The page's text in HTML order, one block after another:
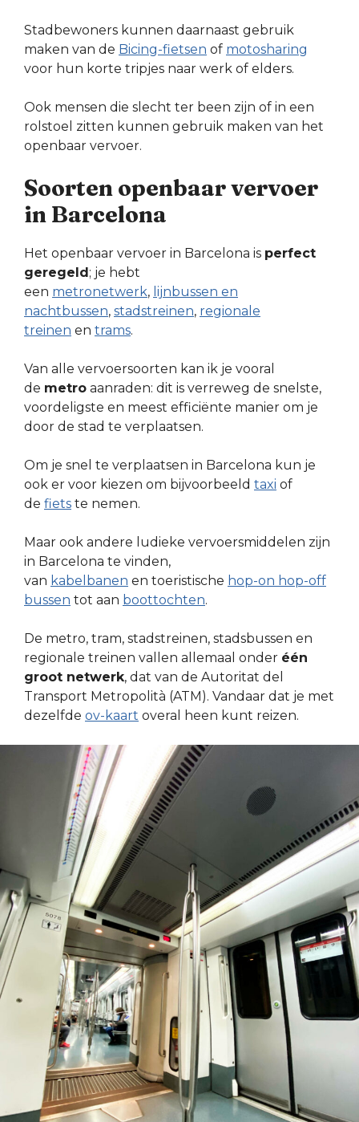
Stadbewoners kunnen daarnaast gebruik
maken van de Bicing-fietsen of motosharing
voor hun korte tripjes naar werk of elders.
Ook mensen die slecht ter been zijn of in een
rolstoel zitten kunnen gebruik maken van het
openbaar vervoer.
Soorten openbaar vervoer
in Barcelona
Het openbaar vervoer in Barcelona is perfect
geregeld; je hebt
een metronetwerk, lijnbussen en
nachtbussen, stadstreinen, regionale
treinen en trams.
Van alle vervoersoorten kan ik je vooral
de metro aanraden: dit is verreweg de snelste,
voordeligste en meest efficiënte manier om je
door de stad te verplaatsen.
Om je snel te verplaatsen in Barcelona kun je
ook er voor kiezen om bijvoorbeeld taxi of
de fiets te nemen.
Maar ook andere ludieke vervoersmiddelen zijn
in Barcelona te vinden,
van kabelbanen en toeristische hop-on hop-off
bussen tot aan boottochten.
De metro, tram, stadstreinen, stadsbussen en
regionale treinen vallen allemaal onder één
groot netwerk, dat van de Autoritat del
Transport Metropolità (ATM). Vandaar dat je met
dezelfde ov-kaart overal heen kunt reizen.